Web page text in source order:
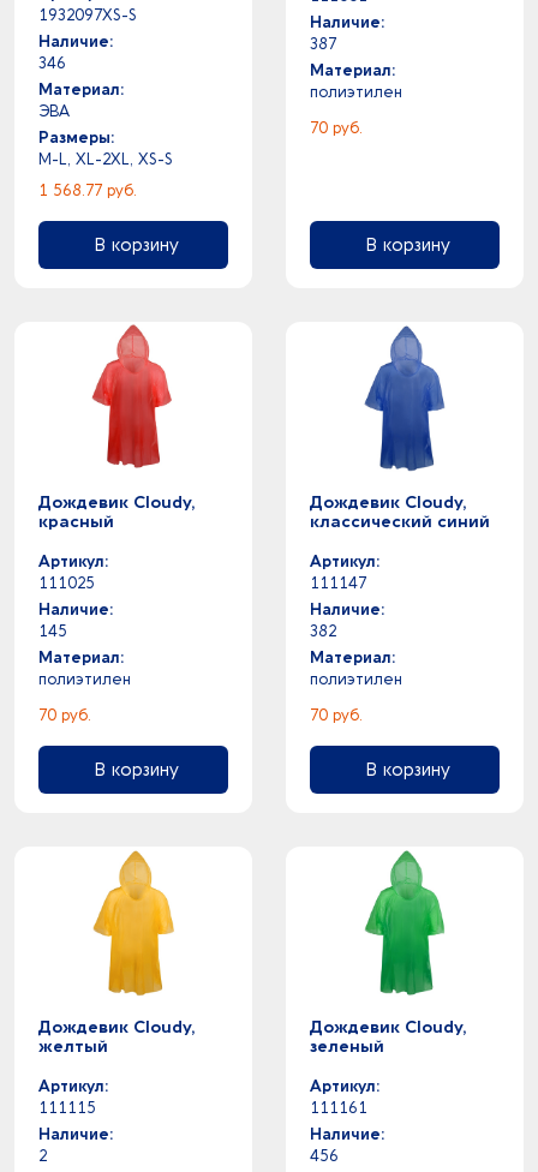
1932097XS-S
Наличие:
346
Материал:
ЭВА
Размеры:
M-L, XL-2XL, XS-S
1 568.77 руб.
В корзину
Наличие:
387
Материал:
полиэтилен
70 руб.
В корзину
Дождевик Cloudy,
красный
Артикул:
111025
Наличие:
145
Материал:
полиэтилен
70 руб.
В корзину
Дождевик Cloudy,
классический синий
Артикул:
111147
Наличие:
382
Материал:
полиэтилен
70 руб.
В корзину
Дождевик Cloudy,
желтый
Артикул:
111115
Наличие:
2
Дождевик Cloudy,
зеленый
Артикул:
111161
Наличие:
456